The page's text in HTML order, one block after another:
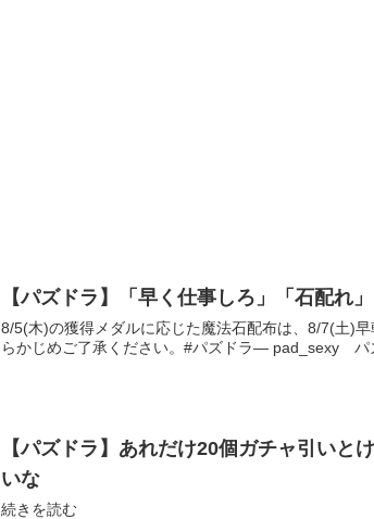
【パズドラ】「早く仕事しろ」「石配れ
8/5(木)の獲得メダルに応じた魔法石配布は、8/7(土)
らかじめご了承ください。#パズドラ— pad_sexy パ
【パズドラ】あれだけ20個ガチャ引い
いな
続きを読む